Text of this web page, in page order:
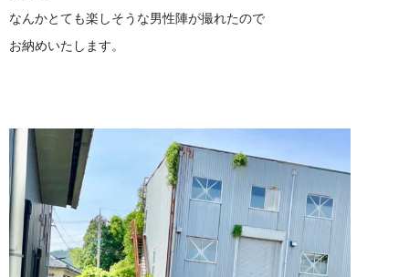
なんかとても楽しそうな男性陣が撮れたので
お納めいたします。